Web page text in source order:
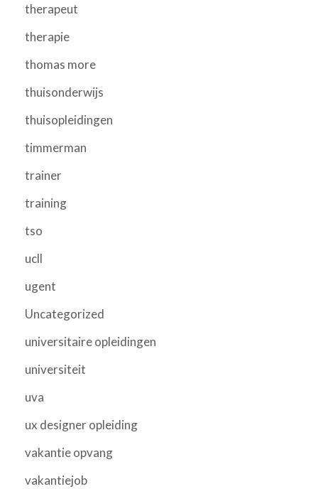
therapeut
therapie
thomas more
thuisonderwijs
thuisopleidingen
timmerman
trainer
training
tso
ucll
ugent
Uncategorized
universitaire opleidingen
universiteit
uva
ux designer opleiding
vakantie opvang
vakantiejob